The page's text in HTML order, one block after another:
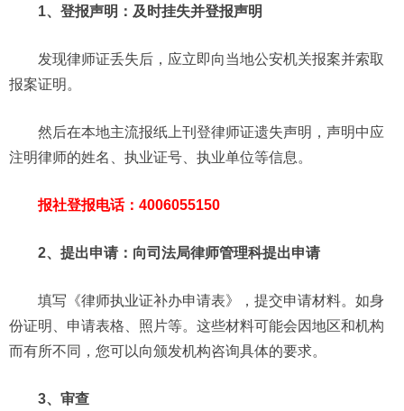
1、登报声明：及时挂失并登报声明
发现律师证丢失后，应立即向当地公安机关报案并索取
报案证明。
然后在本地主流报纸上刊登律师证遗失声明，声明中应
注明律师的姓名、执业证号、执业单位等信息。
报社登报电话：4006055150
2、提出申请：向司法局律师管理科提出申请
填写《律师执业证补办申请表》，提交申请材料。如身
份证明、申请表格、照片等。这些材料可能会因地区和机构
而有所不同，您可以向颁发机构咨询具体的要求。
3、审查